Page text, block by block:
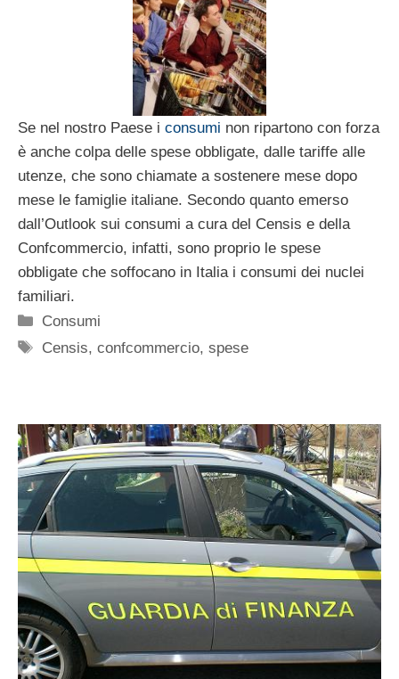
Se nel nostro Paese i consumi non ripartono con forza
è anche colpa delle spese obbligate, dalle tariffe alle
utenze, che sono chiamate a sostenere mese dopo
mese le famiglie italiane. Secondo quanto emerso
dall’Outlook sui consumi a cura del Censis e della
Confcommercio, infatti, sono proprio le spese
obbligate che soffocano in Italia i consumi dei nuclei
familiari.
Categorie
Consumi
Tag
Censis,confcommercio,spese